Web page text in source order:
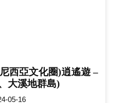
西亞文化圈)逍遙遊 –
大溪地群島)
05-16